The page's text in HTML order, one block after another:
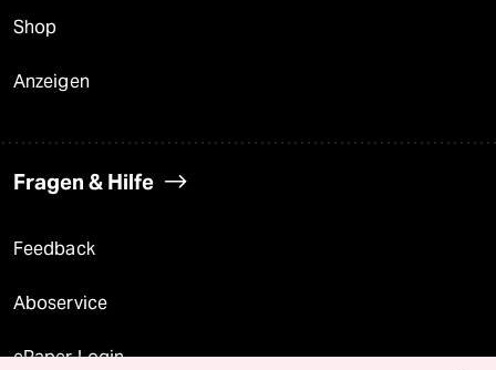
Shop
Anzeigen
Fragen & Hilfe
Feedback
Aboservice
ePaper Login